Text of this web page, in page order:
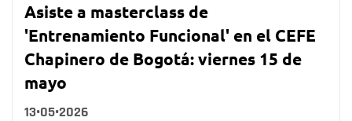
Asiste a masterclass de
'Entrenamiento Funcional' en el CEFE
Chapinero de Bogotá: viernes 15 de
mayo
13•05•2026